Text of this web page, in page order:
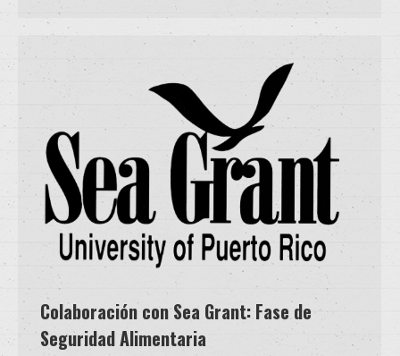
Colaboración con Sea Grant: Fase de
Seguridad Alimentaria